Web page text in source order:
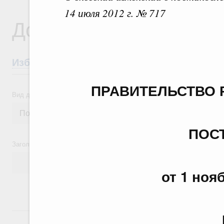
14 июля 2012 г. № 717
от 1
Документы
Избранные документы со справками к
Вид документа
Заголовок или текст документа